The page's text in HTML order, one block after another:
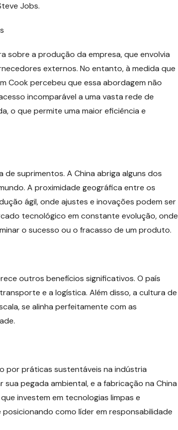
Jobs.
sobre a produção da empresa, que envolvia
externos. No entanto, à medida que
Cook percebeu que essa abordagem não
incomparável a uma vasta rede de
o que permite uma maior eficiência e
suprimentos. A China abriga alguns dos
A proximidade geográfica entre os
ágil, onde ajustes e inovações podem ser
tecnológico em constante evolução, onde
o sucesso ou o fracasso de um produto.
outros benefícios significativos. O país
e a logística. Além disso, a cultura de
se alinha perfeitamente com as
por práticas sustentáveis na indústria
pegada ambiental, e a fabricação na China
investem em tecnologias limpas e
como líder em responsabilidade